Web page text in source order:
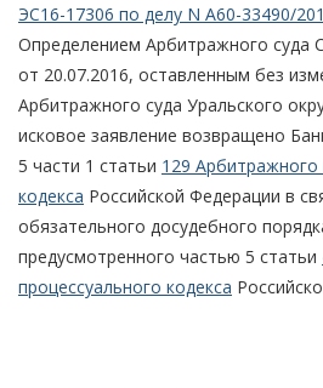
ЭС16-17306 по делу N А60-33490/
Определением Арбитражного суда
от 20.07.2016, оставленным без
Арбитражного суда Уральского
исковое заявление возвращено
5 части 1 статьи 129 Арбитражного
кодекса Российской Федерации в
обязательного досудебного
предусмотренного частью 5 статьи
процессуального кодекса